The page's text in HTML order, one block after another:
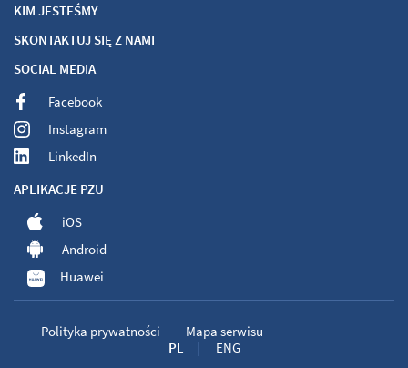
Szczepienia dla dorosłych
PZU Zdrowie Gdańsk Marynarki
Polskiej
ul. Marynarki Polskiej 195
Szczepienia dla dorosłych
KIM JESTEŚMY
SKONTAKTUJ SIĘ Z NAMI
SOCIAL MEDIA
Facebook
Instagram
LinkedIn
APLIKACJE PZU
iOS
Android
Huawei
PL ENG
Polityka prywatności Mapa serwisu